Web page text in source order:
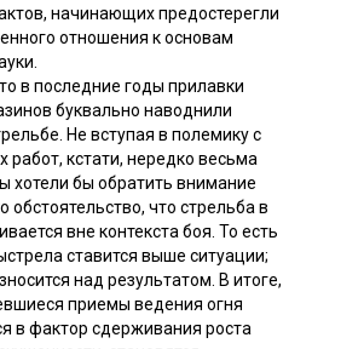
начинающих предостерегли
отношения к основам
в последние годы прилавки
буквально наводнили
Не вступая в полемику с
работ, кстати, нередко весьма
хотели бы обратить внимание
обстоятельство, что стрельба в
вне контекста боя. То есть
ставится выше ситуации;
над результатом. В итоге,
приемы ведения огня
в фактор сдерживания роста